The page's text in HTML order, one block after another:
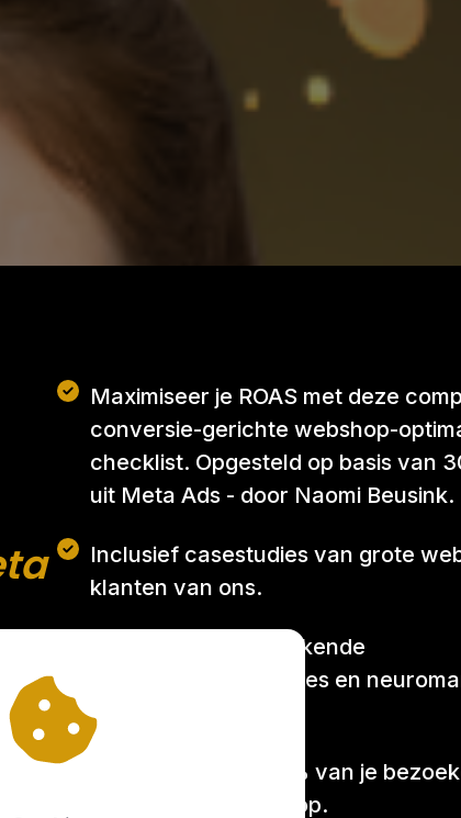
Maximiseer je ROAS met deze
conversie-gerichte webshop-
checklist. Opgesteld op basis van
uit Meta Ads - door Naomi Beusink.
Inclusief casestudies van grote
klanten van ons.
Gebaseerd op de bekende
beïnvloedingsprincipes en
technieken.
Zodat minimaal 2-5% van je
overgaan tot aankoop.